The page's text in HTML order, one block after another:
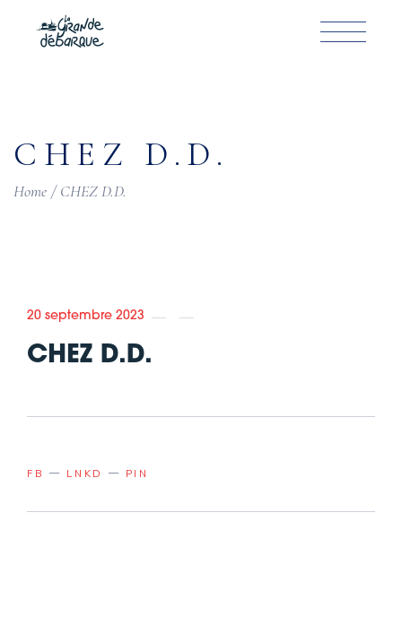
content
CHEZ D.D.
Home CHEZ D.D.
20 septembre 2023
CHEZ D.D.
FB LNKD PIN